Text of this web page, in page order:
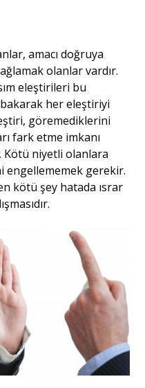
amacı doğruya
olanlar vardır.
eleştirileri bu
her eleştiriyi
göremediklerini
fark etme imkanı
Kötü niyetli olanlara
gerekir.
kötü şey hatada ısrar